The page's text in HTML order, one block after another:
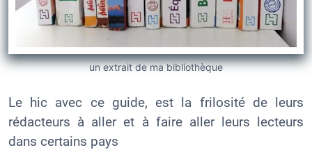
un extrait de ma bibliothèque
Le hic avec ce guide, est la frilosité de leurs
rédacteurs à aller et à faire aller leurs lecteurs
dans certains pays